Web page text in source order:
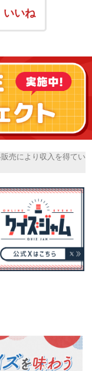
いいね
売により収入を得てい